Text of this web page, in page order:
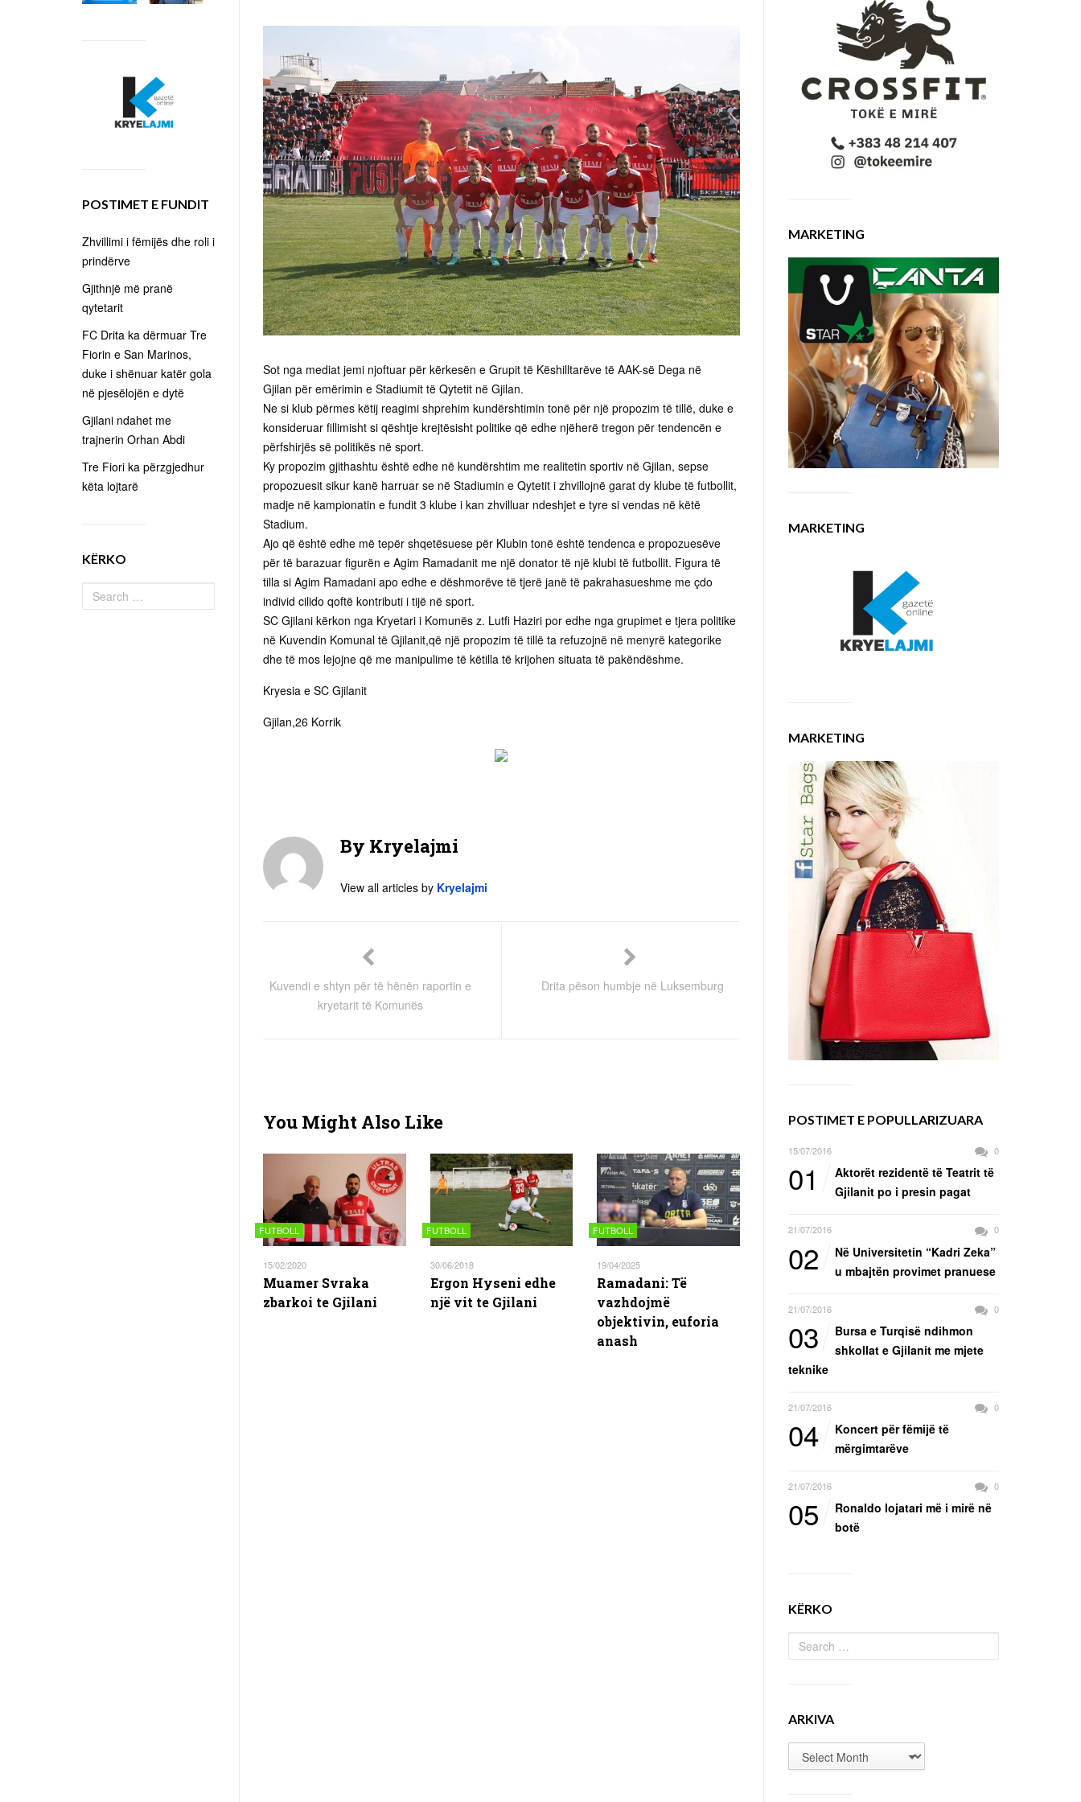
Sot nga mediat jemi njoftuar për kërkesën e Grupit të Këshilltarëve të AAK-së Dega në
Gjilan për emërimin e Stadiumit të Qytetit në Gjilan.
Ne si klub përmes këtij reagimi shprehim kundërshtimin tonë për një propozim të tillë, duke e
konsideruar fillimisht si qështje krejtësisht politike që edhe njëherë tregon për tendencën e
përfshirjës së politikës në sport.
Ky propozim gjithashtu është edhe në kundërshtim me realitetin sportiv në Gjilan, sepse
propozuesit sikur kanë harruar se në Stadiumin e Qytetit i zhvillojnë garat dy klube të futbollit,
madje në kampionatin e fundit 3 klube i kan zhvilluar ndeshjet e tyre si vendas në këtë
Stadium.
Ajo që është edhe më tepër shqetësuese për Klubin tonë është tendenca e propozuesëve
për të barazuar figurën e Agim Ramadanit me një donator të një klubi të futbollit. Figura të
tilla si Agim Ramadani apo edhe e dëshmorëve të tjerë janë të pakrahasueshme me çdo
individ cilido qoftë kontributi i tijë në sport.
SC Gjilani kërkon nga Kryetari i Komunës z. Lutfi Haziri por edhe nga grupimet e tjera politike
në Kuvendin Komunal të Gjilanit,që një propozim të tillë ta refuzojnë në menyrë kategorike
dhe të mos lejojne që me manipulime të këtilla të krijohen situata të pakëndëshme.
Kryesia e SC Gjilanit
Gjilan,26 Korrik
By Kryelajmi
View all articles by Kryelajmi
Kuvendi e shtyn për të hënën raportin e
kryetarit të Komunës
Drita pëson humbje në Luksemburg
You Might Also Like
FUTBOLL
15/02/2020
Muamer Svraka
zbarkoi te Gjilani
FUTBOLL
30/06/2018
Ergon Hyseni edhe
një vit te Gjilani
FUTBOLL
19/04/2025
Ramadani: Të
vazhdojmë
objektivin, euforia
anash
MARKETING
MARKETING
MARKETING
POSTIMET E POPULLARIZUARA
15/07/2016 0
01
Aktorët rezidentë të Teatrit të
Gjilanit po i presin pagat
21/07/2016 0
02
Në Universitetin “Kadri Zeka”
u mbajtën provimet pranuese
21/07/2016 0
03
Bursa e Turqisë ndihmon
shkollat e Gjilanit me mjete
teknike
21/07/2016 0
04
Koncert për fëmijë të
mërgimtarëve
21/07/2016 0
05
Ronaldo lojatari më i mirë në
botë
KËRKO
ARKIVA
POSTIMET E FUNDIT
Zhvillimi i fëmijës dhe roli i
prindërve
Gjithnjë më pranë
qytetarit
FC Drita ka dërmuar Tre
Fiorin e San Marinos,
duke i shënuar katër gola
në pjesëlojën e dytë
Gjilani ndahet me
trajnerin Orhan Abdi
Tre Fiori ka përzgjedhur
këta lojtarë
KËRKO